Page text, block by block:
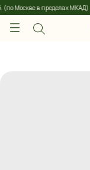
Москве в пределах МКАД)